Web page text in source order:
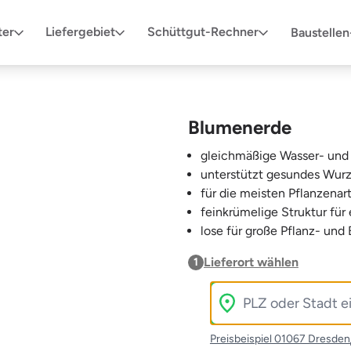
Liefergebiet Schüttgut-Rechner
Blumenerde
gleichmäßige Wasser-
unterstützt gesundes
für die meisten
feinkrümelige Struktur für
lose für große Pflanz- und
1 Lieferort wählen
Preisbeispiel 01067 Dresden